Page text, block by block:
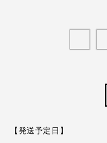
【発送予定日】